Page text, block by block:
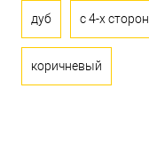
дуб с 4-х сторон
коричневый